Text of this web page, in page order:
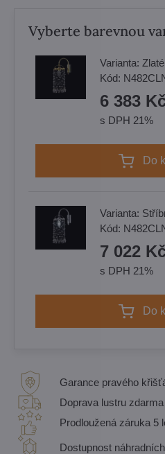
Vyberte barevnou
Varianta: Zlaté
Kód:
6 383
s DPH 21%
Do
Varianta:
Kód:
7 022
s DPH 21%
Do
Garance pravého
Doprava lustru
Prodloužená záruka 5
Dostupnost